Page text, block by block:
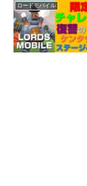
ロードモバイル